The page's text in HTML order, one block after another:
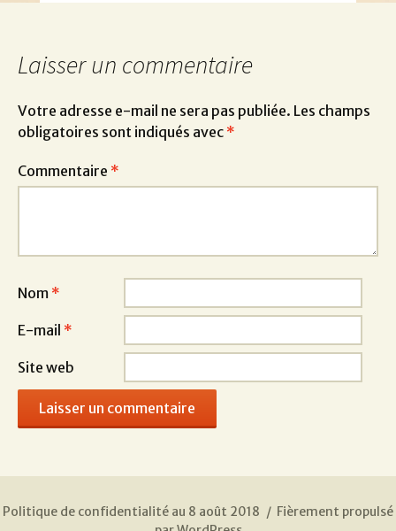
Laisser un commentaire
Votre adresse e-mail ne sera pas publiée. Les champs
obligatoires sont indiqués avec *
Commentaire *
Nom *
E-mail *
Site web
Politique de confidentialité au 8 août 2018
Fièrement propulsé